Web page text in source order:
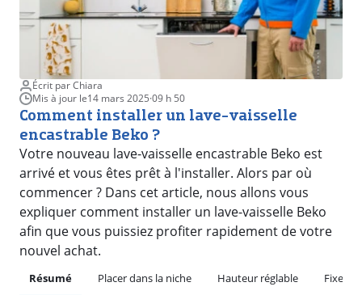
Écrit par Chiara
Mis à jour le14 mars 2025·09 h 50
Comment installer un lave-vaisselle
encastrable Beko ?
Votre nouveau lave-vaisselle encastrable Beko est
arrivé et vous êtes prêt à l'installer. Alors par où
commencer ? Dans cet article, nous allons vous
expliquer comment installer un lave-vaisselle Beko
afin que vous puissiez profiter rapidement de votre
nouvel achat.
Résumé Placer dans la niche Hauteur réglable Fixer